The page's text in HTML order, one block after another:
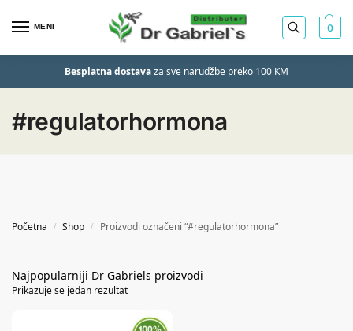
MENI 0
Besplatna dostavaza sve narudžbe preko 100 KM
#regulatorhormona
Početna / Shop / Proizvodi označeni “#regulatorhormona”
Prikazuje se jedan rezultat